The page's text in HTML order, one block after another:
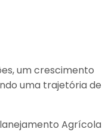
um crescimento
uma trajetória de
Agrícola